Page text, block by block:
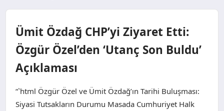
GÜNCEL
KÜLTÜR SANAT
SAĞLIK
Ümit Özdağ CHP’yi Ziyaret Etti:
Özgür Özel’den ‘Utanç Son Buldu’
Açıklaması
“`html Özgür Özel ve Ümit Özdağ’ın Tarihi Buluşması:
Siyasi Tutsakların Durumu Masada Cumhuriyet Halk